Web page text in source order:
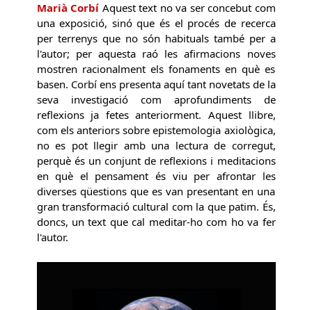
Marià Corbí Aquest text no va ser concebut com
una exposició, sinó que és el procés de recerca
per terrenys que no són habituals també per a
l'autor; per aquesta raó les afirmacions noves
mostren racionalment els fonaments en què es
basen. Corbí ens presenta aquí tant novetats de la
seva investigació com aprofundiments de
reflexions ja fetes anteriorment. Aquest llibre,
com els anteriors sobre epistemologia axiològica,
no es pot llegir amb una lectura de corregut,
perquè és un conjunt de reflexions i meditacions
en què el pensament és viu per afrontar les
diverses qüestions que es van presentant en una
gran transformació cultural com la que patim. És,
doncs, un text que cal meditar-ho com ho va fer
l'autor.